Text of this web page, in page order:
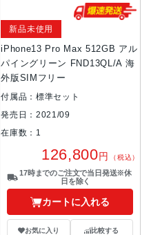
iPhone13 Pro Max 512GB アル
パイングリーン FND13QL/A 海
外版SIMフリー
新品未使用
付属品：標準セット
発売日：2021/09
在庫数：1
126,800円 （税込）
17時までのご注文で当日発送※休
日を除く
カートに入れる
お気に入り 比較する